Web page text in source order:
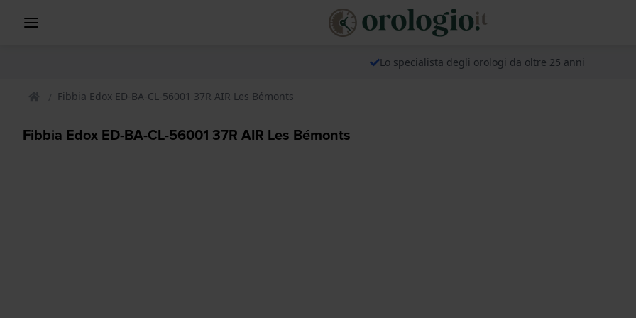
Lo specialista degli orologi da oltre 25 anni
Fibbia Edox ED-BA-CL-56001 37R AIR Les Bémonts
Fibbia Edox ED-BA-CL-56001 37R AIR Les Bémonts